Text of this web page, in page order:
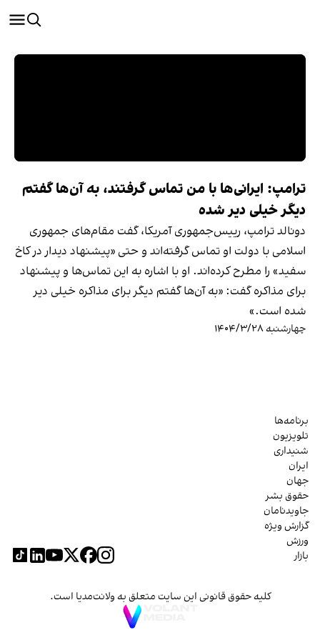
ترامپ: ایرانی‌ها با من تماس گرفتند، به آن‌ها گفتم
دیگر خیلی دیر شده
دونالد ترامپ، رییس‌جمهوری آمریکا، گفت مقام‌های جمهوری
اسلامی با دولت او تماس گرفته‌اند و حتی «پیشنهاد دیدار در کاخ
سفید» را مطرح کرده‌اند. او با اشاره به این تماس‌ها و پیشنهاد
برای مذاکره گفت: «به آن‌ها گفتم دیگر برای مذاکره خیلی دیر
شده است.»
چهارشنبه ۱۴۰۴/۳/۲۸
برنامه‌ها
تلویزیون
شنیداری
ایران
جهان
حقوق بشر
جاویدنامان
گزارش ویژه
ورزش
بازار
کلیه حقوق قانونی این سایت متعلق به ولانت‌مدیا است.